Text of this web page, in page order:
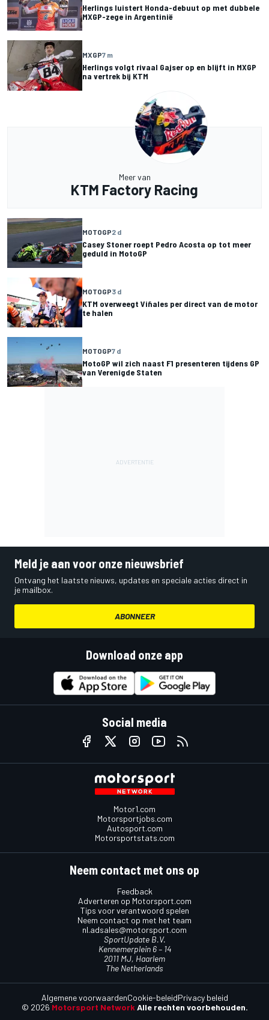
Herlings luistert Honda-debuut op met dubbele
MXGP-zege in Argentinië
MXGP7 m
Herlings volgt rivaal Gajser op en blijft in MXGP
na vertrek bij KTM
Meer van
KTM Factory Racing
MOTOGP2 d
Casey Stoner roept Pedro Acosta op tot meer
geduld in MotoGP
MOTOGP3 d
KTM overweegt Viñales per direct van de motor
te halen
MOTOGP7 d
MotoGP wil zich naast F1 presenteren tijdens GP
van Verenigde Staten
Meld je aan voor onze nieuwsbrief
Ontvang het laatste nieuws, updates en speciale acties direct in
je mailbox.
ABONNEER
Download onze app
Social media
Motor1.com
Motorsportjobs.com
Autosport.com
Motorsportstats.com
Neem contact met ons op
Feedback
Adverteren op Motorsport.com
Tips voor verantwoord spelen
Neem contact op met het team
nl.adsales@motorsport.com
SportUpdate B.V.
Kennemerplein 6 – 14
2011 MJ, Haarlem
The Netherlands
© 2026 Motorsport Network Alle rechten voorbehouden.
Algemene voorwaardenCookie-beleidPrivacy beleid